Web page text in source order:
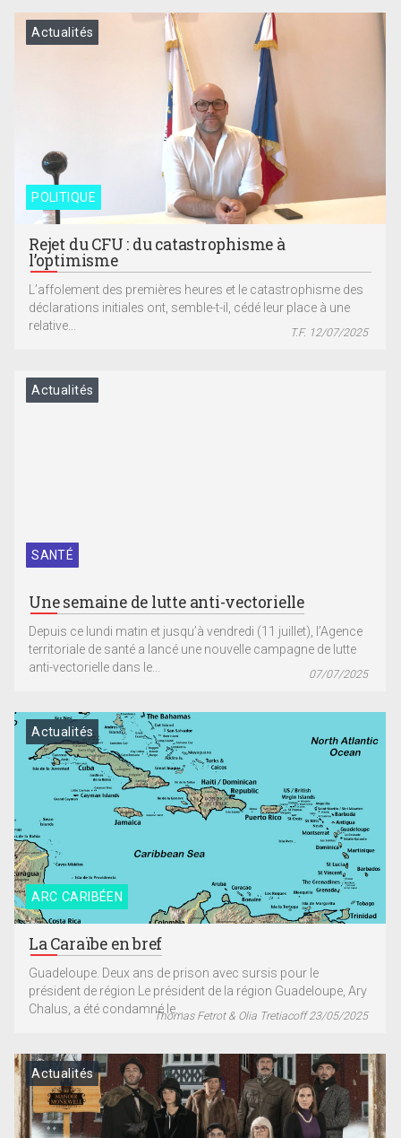
POLITIQUE
Actualités
Rejet du CFU : du catastrophisme à
l’optimisme
L’affolement des premières heures et le catastrophisme des
déclarations initiales ont, semble-t-il, cédé leur place à une
relative...
T.F. 12/07/2025
SANTÉ
Actualités
Une semaine de lutte anti-vectorielle
Depuis ce lundi matin et jusqu’à vendredi (11 juillet), l’Agence
territoriale de santé a lancé une nouvelle campagne de lutte
anti-vectorielle dans le...
07/07/2025
ARC CARIBÉEN
Actualités
La Caraïbe en bref
Guadeloupe. Deux ans de prison avec sursis pour le
président de région Le président de la région Guadeloupe, Ary
Chalus, a été condamné le...Thomas Fetrot & Olia Tretiacoff 23/05/2025
Actualités